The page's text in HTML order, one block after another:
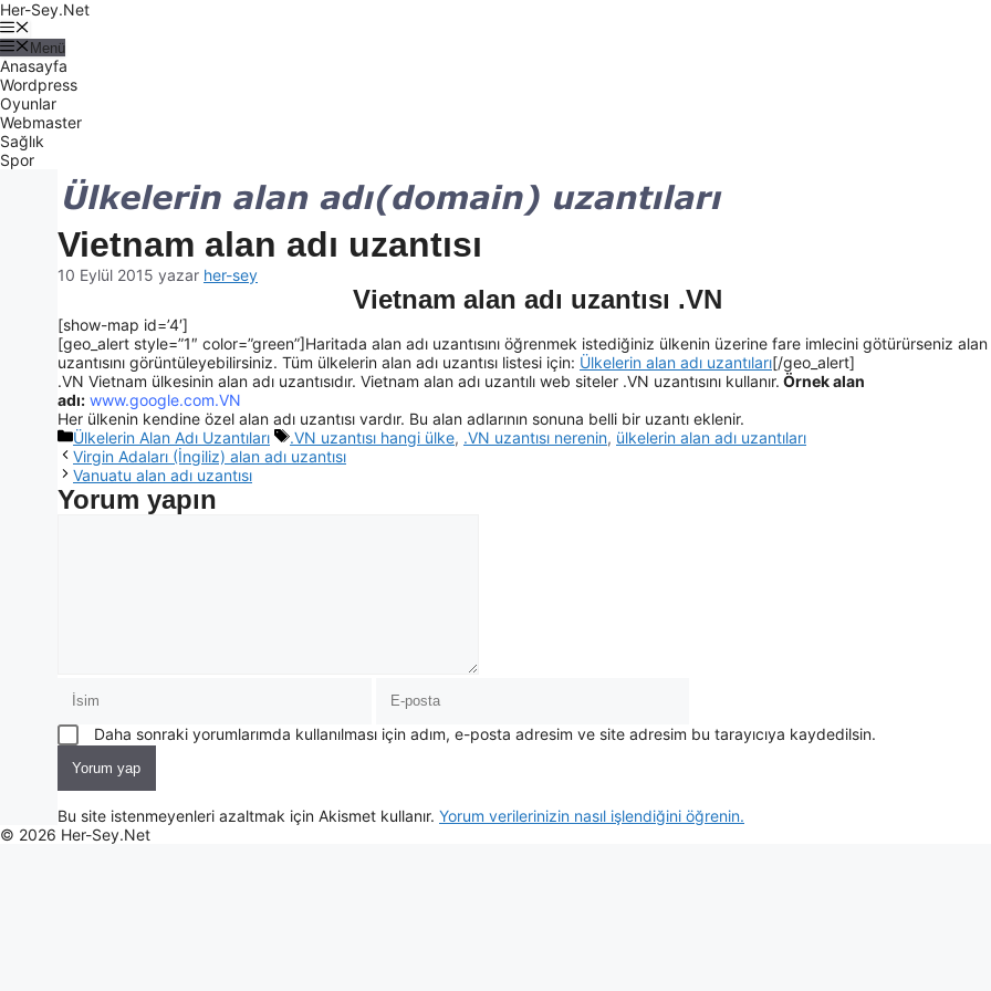
Her-Sey.Net
Menü
Anasayfa
Wordpress
Oyunlar
Webmaster
Sağlık
Spor
Vietnam alan adı uzantısı
10 Eylül 2015 yazar her-sey
Vietnam alan adı uzantısı .VN
[show-map id=’4′]
[geo_alert style=”1″ color=”green”]Haritada alan adı uzantısını öğrenmek istediğiniz ülkenin üzerine fare imlecini götürürseniz alan
uzantısını görüntüleyebilirsiniz. Tüm ülkelerin alan adı uzantısı listesi için: Ülkelerin alan adı uzantıları[/geo_alert]
.VN Vietnam ülkesinin alan adı uzantısıdır. Vietnam alan adı uzantılı web siteler .VN uzantısını kullanır. Örnek alan
adı: www.google.com.VN
Her ülkenin kendine özel alan adı uzantısı vardır. Bu alan adlarının sonuna belli bir uzantı eklenir.
Ülkelerin Alan Adı Uzantıları
.VN uzantısı hangi ülke, .VN uzantısı nerenin, ülkelerin alan adı uzantıları
Virgin Adaları (İngiliz) alan adı uzantısı
Vanuatu alan adı uzantısı
Yorum yapın
Daha sonraki yorumlarımda kullanılması için adım, e-posta adresim ve site adresim bu tarayıcıya kaydedilsin.
Bu site istenmeyenleri azaltmak için Akismet kullanır. Yorum verilerinizin nasıl işlendiğini öğrenin.
© 2026 Her-Sey.Net